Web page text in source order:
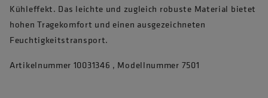
Kühleffekt. Das leichte und zugleich robuste Material bietet
hohen Tragekomfort und einen ausgezeichneten
Feuchtigkeitstransport.
Artikelnummer 10031346 , Modellnummer 7501